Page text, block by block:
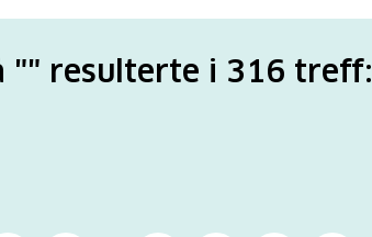
"" resulterte i 316 treff: